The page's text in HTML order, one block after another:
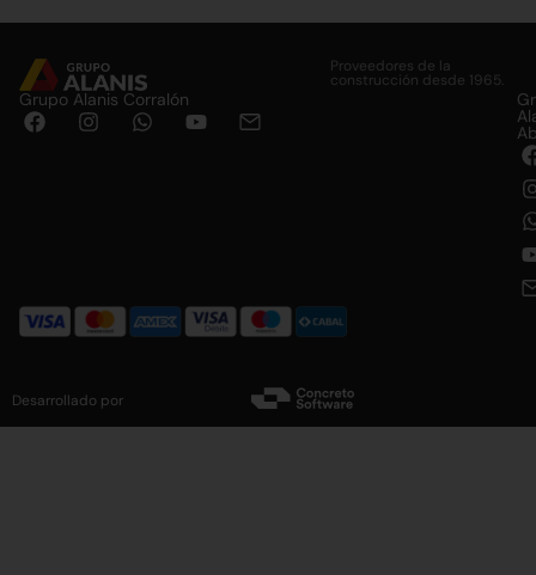
Proveedores de la
construcción desde 1965.
Grupo Alanis Corralón
Desarrollado por